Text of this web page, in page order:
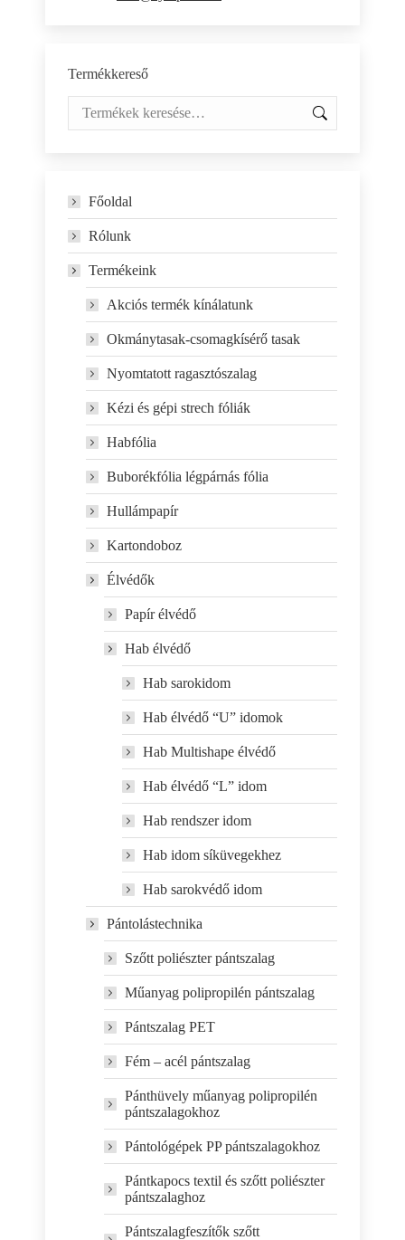
Termékkereső
Főoldal
Rólunk
Termékeink
Akciós termék kínálatunk
Okmánytasak-csomagkísérő tasak
Nyomtatott ragasztószalag
Kézi és gépi strech fóliák
Habfólia
Buborékfólia légpárnás fólia
Hullámpapír
Kartondoboz
Élvédők
Papír élvédő
Hab élvédő
Hab sarokidom
Hab élvédő “U” idomok
Hab Multishape élvédő
Hab élvédő “L” idom
Hab rendszer idom
Hab idom síküvegekhez
Hab sarokvédő idom
Pántolástechnika
Szőtt poliészter pántszalag
Műanyag polipropilén pántszalag
Pántszalag PET
Fém – acél pántszalag
Pánthüvely műanyag polipropilén
pántszalagokhoz
Pántológépek PP pántszalagokhoz
Pántkapocs textil és szőtt poliészter
pántszalaghoz
Pántszalagfeszítők szőtt